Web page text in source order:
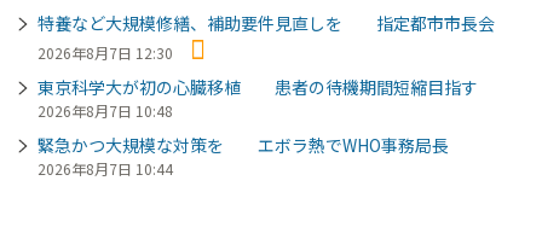
特養など大規模修繕、補助要件見直しを 指定都市市長会
2026年8月7日 12:30
東京科学大が初の心臓移植 患者の待機期間短縮目指す
2026年8月7日 10:48
緊急かつ大規模な対策を エボラ熱でWHO事務局長
2026年8月7日 10:44